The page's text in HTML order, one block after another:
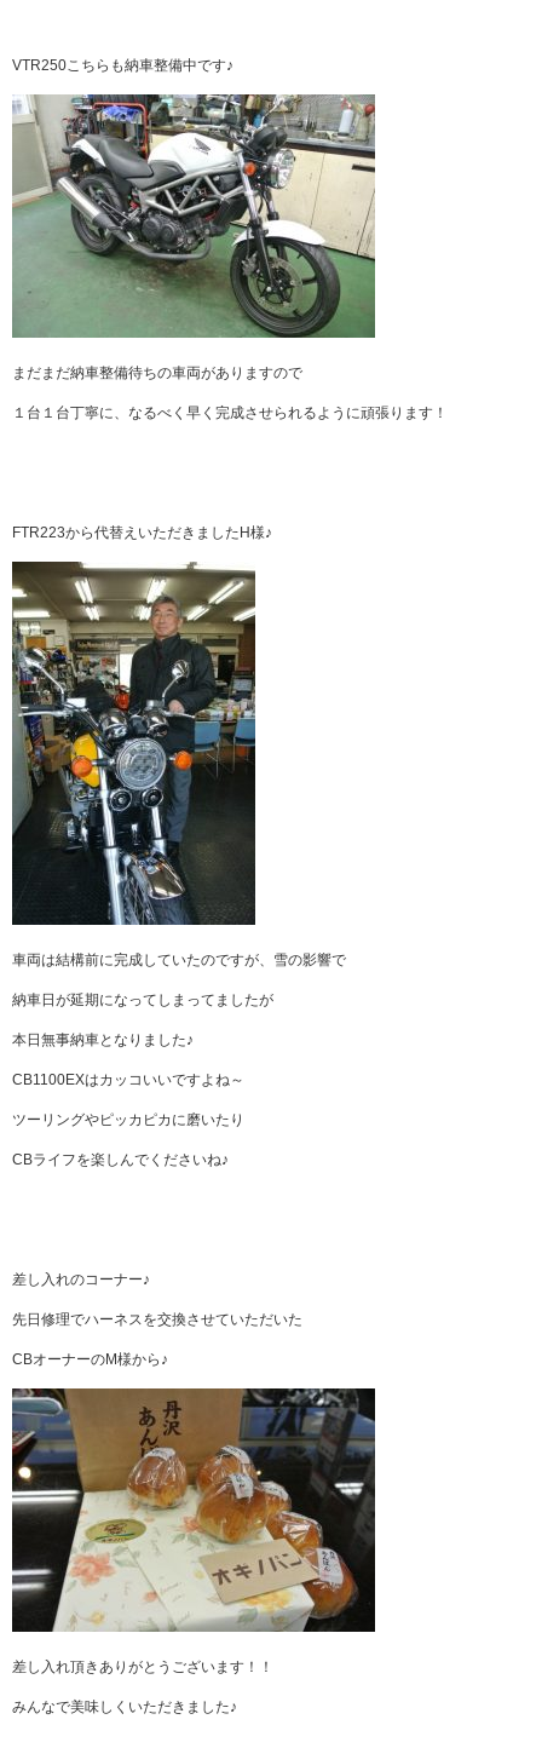
VTR250こちらも納車整備中です♪
まだまだ納車整備待ちの車両がありますので
１台１台丁寧に、なるべく早く完成させられるように頑張ります！
FTR223から代替えいただきましたH様♪
車両は結構前に完成していたのですが、雪の影響で
納車日が延期になってしまってましたが
本日無事納車となりました♪
CB1100EXはカッコいいですよね～
ツーリングやピッカピカに磨いたり
CBライフを楽しんでくださいね♪
差し入れのコーナー♪
先日修理でハーネスを交換させていただいた
CBオーナーのM様から♪
差し入れ頂きありがとうございます！！
みんなで美味しくいただきました♪